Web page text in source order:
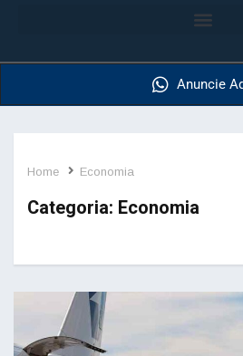
Anuncie
Home Economia
Categoria: Economia